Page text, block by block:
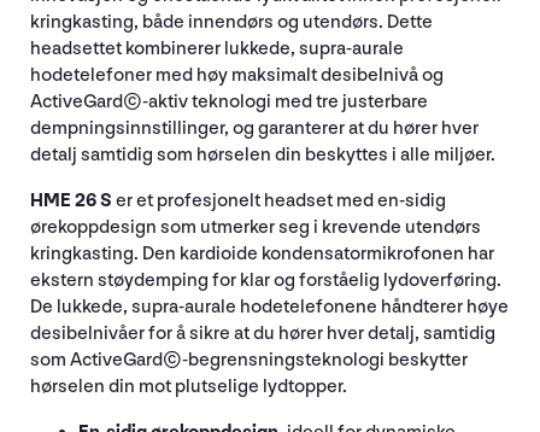
kringkasting, både innendørs og utendørs. Dette
headsettet kombinerer lukkede, supra-aurale
hodetelefoner med høy maksimalt desibelnivå og
ActiveGard©-aktiv teknologi med tre justerbare
dempningsinnstillinger, og garanterer at du hører hver
detalj samtidig som hørselen din beskyttes i alle miljøer.
HME 26 S er et profesjonelt headset med en-sidig
ørekoppdesign som utmerker seg i krevende utendørs
kringkasting. Den kardioide kondensatormikrofonen har
ekstern støydemping for klar og forståelig lydoverføring.
De lukkede, supra-aurale hodetelefonene håndterer høye
desibelnivåer for å sikre at du hører hver detalj, samtidig
som ActiveGard©-begrensningsteknologi beskytter
hørselen din mot plutselige lydtopper.